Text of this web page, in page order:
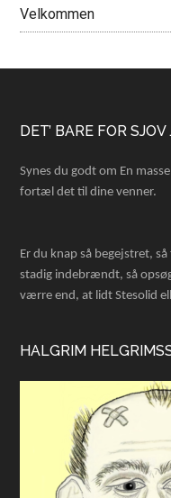
Velkommen
Footer
DET’ BARE FOR SJOV
Synes du godt om En
fortæl det til dine venner.
Er du knap så begejstret,
stadig indebrændt, så
værre end, at lidt Stesolid
HALGRIM